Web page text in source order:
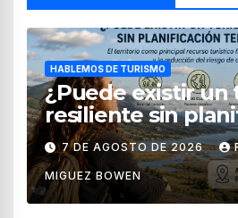
HABLEMOS DE TURISMO
¿Puede existir un
resiliente sin
territorial?
7 DE AGOSTO DE 2026
MIGUEZ BOWEN